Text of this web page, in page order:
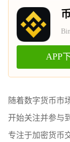
APP
随着数字货币市
开始关注并参与
专注于加密货币